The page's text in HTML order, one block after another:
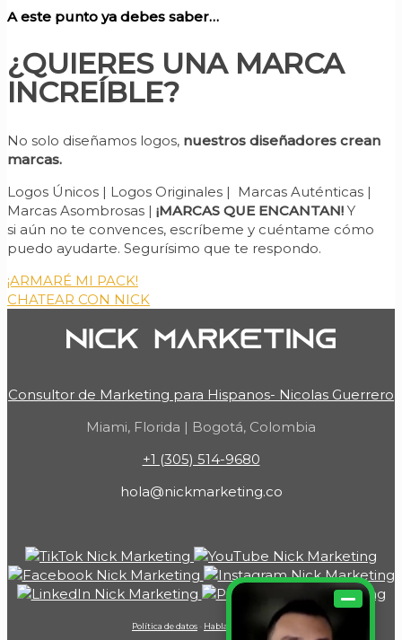
A este punto ya debes saber…
¿QUIERES UNA MARCA
INCREÍBLE?
No solo diseñamos logos, nuestros diseñadores crean
marcas.
Logos Únicos | Logos Originales | Marcas Auténticas |
Marcas Asombrosas | ¡MARCAS QUE ENCANTAN! Y
si aún no te convences, escríbeme y cuéntame cómo
puedo ayudarte. Segurísimo que te respondo.
¡ARMARÉ MI PACK!
CHATEAR CON NICK
Consultor de Marketing para Hispanos- Nicolas Guerrero
Miami, Florida | Bogotá, Colombia
+1 (305) 514-9680
hola@nickmarketing.co
Política de datos - Hablar con Nick